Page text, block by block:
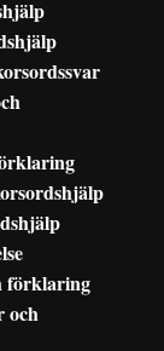
förklaring
och